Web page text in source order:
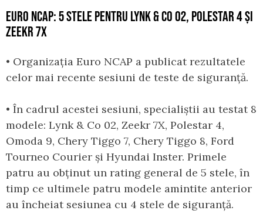
EURO NCAP: 5 STELE PENTRU LYNK & CO 02, POLESTAR 4 ȘI
ZEEKR 7X
• Organizația Euro NCAP a publicat rezultatele
celor mai recente sesiuni de teste de siguranță.
• În cadrul acestei sesiuni, specialiștii au testat 8
modele: Lynk & Co 02, Zeekr 7X, Polestar 4,
Omoda 9, Chery Tiggo 7, Chery Tiggo 8, Ford
Tourneo Courier și Hyundai Inster. Primele
patru au obținut un rating general de 5 stele, în
timp ce ultimele patru modele amintite anterior
au încheiat sesiunea cu 4 stele de siguranță.